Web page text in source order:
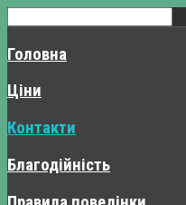
Головна
Ціни
Контакти
Благодійність